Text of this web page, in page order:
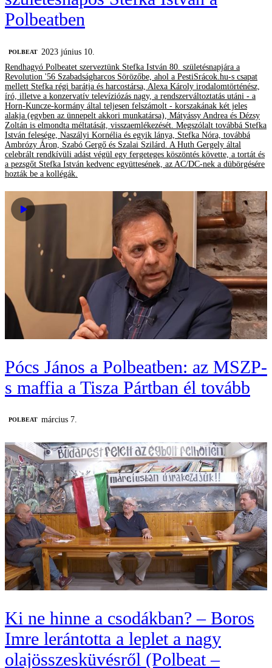
Polbeatben
‎POLBEAT 2023 június 10.
Rendhagyó Polbeatet szerveztünk Stefka István 80. születésnapjára a
Revolution '56 Szabadságharcos Sörözőbe, ahol a PestiSrácok.hu-s csapat
mellett Stefka régi barátja és harcostársa, Alexa Károly irodalomtörténész,
író, illetve a konzervatív televíziózás nagy, a rendszerváltoztatás utáni - a
Horn-Kuncze-kormány által teljesen felszámolt - korszakának két jeles
alakja (egyben az ünnepelt akkori munkatársa), Mátyássy Andrea és Dézsy
Zoltán is elmondta méltatását, visszaemlékezését. Megszólalt továbbá Stefka
István felesége, Naszályi Kornélia és egyik lánya, Stefka Nóra, továbbá
Ambrózy Áron, Szabó Gergő és Szalai Szilárd. A Huth Gergely által
celebrált rendkívüli adást végül egy fergeteges köszöntés követte, a tortát és
a pezsgőt Stefka István kedvenc együttesének, az AC/DC-nek a dübörgésére
hozták be a kollégák.
Pócs János a Polbeatben: az MSZP-
s maffia a Tisza Pártban él tovább
‎POLBEAT március 7.
Ki ne hinne a csodákban? – Boros
Imre lerántotta a leplet a nagy
olajösszesküvésről (Polbeat –